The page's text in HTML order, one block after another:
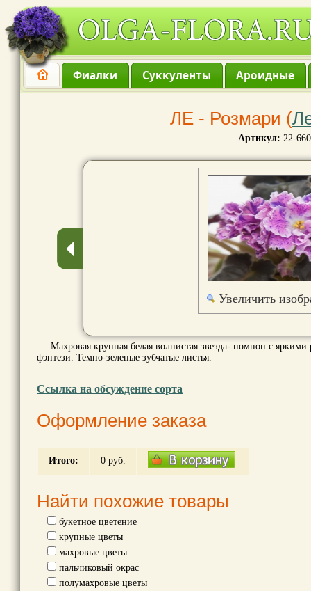
Фиалки Суккуленты Ароидные
ЛЕ - Розмари (
Артикул: 22-660
Увеличить
Махровая крупная белая волнистая звезда- помпон с
фэнтези. Темно-зеленые зубчатые листья.
Ссылка на обсуждение сорта
Оформление заказа
Итого: 0 руб.
Найти похожие товары
букетное цветение
крупные цветы
махровые цветы
пальчиковый окрас
полумахровые цветы